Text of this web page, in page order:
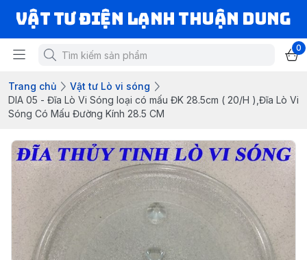
VẬT TƯ ĐIỆN LẠNH THUẬN DUNG
0
Trang chủ
Vật tư Lò vi sóng
DIA 05 - Đĩa Lò Vi Sóng loại có mấu ĐK 28.5cm ( 20/H ),Đĩa Lò Vi
Sóng Có Mấu Đường Kính 28.5 CM